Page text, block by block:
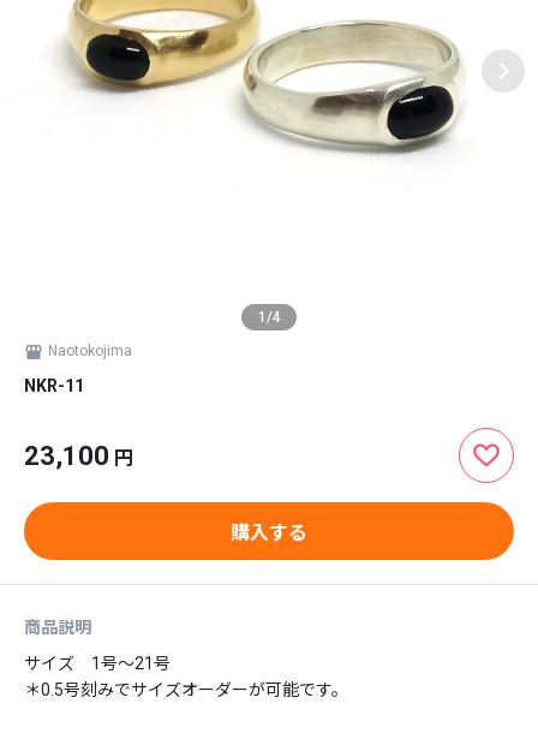
1 /4
Naotokojima
NKR-11
23,100 円
購入する
商品説明
サイズ　1号〜21号
＊0.5号刻みでサイズオーダーが可能です。